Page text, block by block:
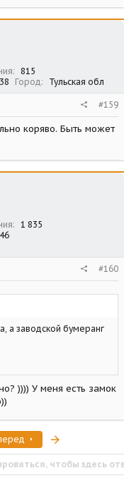
815
38 Город Тульская обл
#159
коряво. Быть может
1 835
46
#160
а заводской бумеранг
)))) У меня есть замок
чтобы здесь